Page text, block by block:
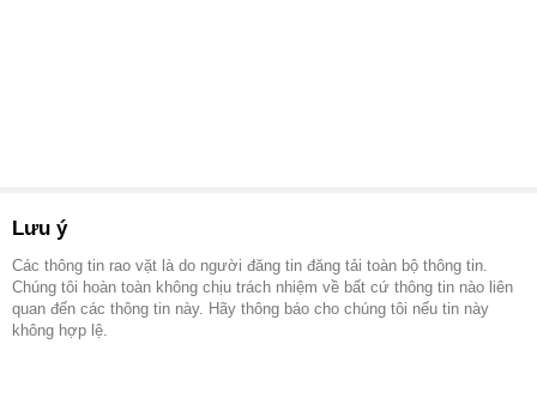
Lưu ý
Các thông tin rao vặt là do người đăng tin đăng tải toàn bộ thông tin.
Chúng tôi hoàn toàn không chịu trách nhiệm về bất cứ thông tin nào liên
quan đến các thông tin này. Hãy thông báo cho chúng tôi nếu tin này
không hợp lệ.